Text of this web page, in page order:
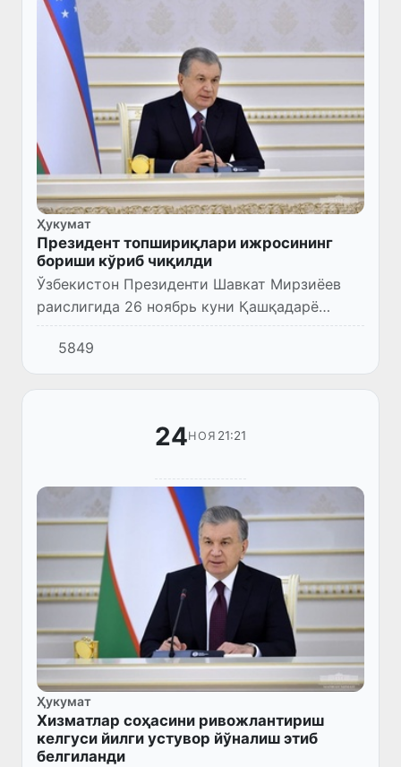
Ҳукумат
Президент топшириқлари ижросининг
бориши кўриб чиқилди
Ўзбекистон Президенти Шавкат Мирзиёев
раислигида 26 ноябрь куни Қашқадарё
вилоятини ижтимоий-иқтисодий
ривожлантириш ва аҳоли ҳаётини яхшилаш
масалалари бўйича видеоселектор йиғили...
5849
24НОЯ 21:21
Ҳукумат
Хизматлар соҳасини ривожлантириш
келгуси йилги устувор йўналиш этиб
белгиланди